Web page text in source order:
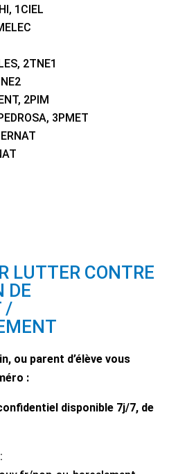
1CIEL
2TNE1
2PIM
3PMET
LUTTER CONTRE
DE
/
ou parent d’élève vous
:
disponible 7j/7, de